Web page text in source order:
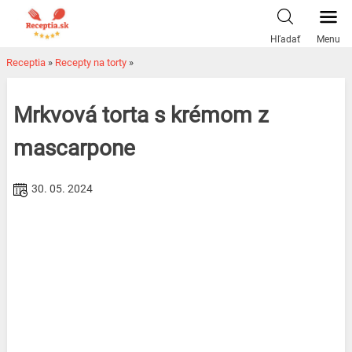
Hľadať Menu
Receptia » Recepty na torty »
Mrkvová torta s krémom z
mascarpone
30. 05. 2024